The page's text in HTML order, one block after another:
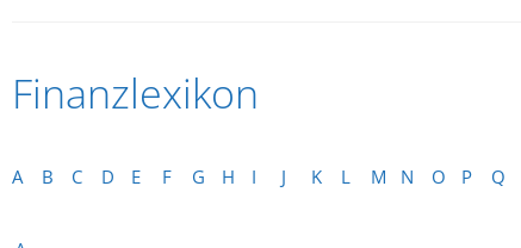
Finanzlexikon
A B C D E F G H I J K L M N O P Q